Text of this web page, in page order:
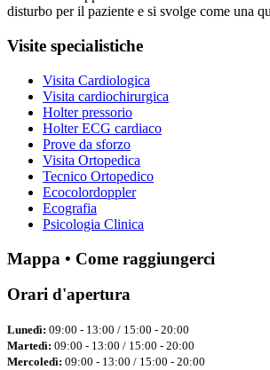
disturbo per il paziente e si svolge come una
Visite specialistiche
Visita Cardiologica
Visita cardiochirurgica
Holter pressorio
Holter ECG cardiaco
Prove da sforzo
Visita Ortopedica
Tecnico Ortopedico
Ecocolordoppler
Ecografia
Psicologia Clinica
Mappa • Come raggiungerci
Orari d'apertura
Lunedì: 09:00 - 13:00 / 15:00 - 20:00
Martedì: 09:00 - 13:00 / 15:00 - 20:00
Mercoledì: 09:00 - 13:00 / 15:00 - 20:00